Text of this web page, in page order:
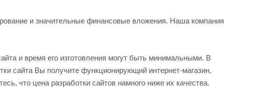
и значительные финансовые вложения. Наша компания
и время его изготовления могут быть минимальными. В
сайта Вы получите функционирующий интернет-магазин,
что цена разработки сайтов намного ниже их качества.